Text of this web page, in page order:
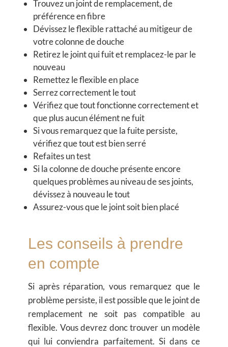
Trouvez un joint de remplacement, de
préférence en fibre
Dévissez le flexible rattaché au mitigeur de
votre colonne de douche
Retirez le joint qui fuit et remplacez-le par le
nouveau
Remettez le flexible en place
Serrez correctement le tout
Vérifiez que tout fonctionne correctement et
que plus aucun élément ne fuit
Si vous remarquez que la fuite persiste,
vérifiez que tout est bien serré
Refaites un test
Si la colonne de douche présente encore
quelques problèmes au niveau de ses joints,
dévissez à nouveau le tout
Assurez-vous que le joint soit bien placé
Les conseils à prendre
en compte
Si après réparation, vous remarquez que le
problème persiste, il est possible que le joint de
remplacement ne soit pas compatible au
flexible. Vous devrez donc trouver un modèle
qui lui conviendra parfaitement. Si dans ce